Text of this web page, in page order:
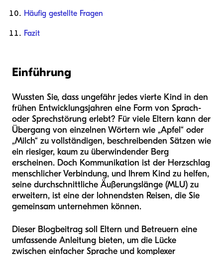
Häufig gestellte Fragen
Fazit
Einführung
Wussten Sie, dass ungefähr jedes vierte Kind in den
frühen Entwicklungsjahren eine Form von Sprach-
oder Sprechstörung erlebt? Für viele Eltern kann der
Übergang von einzelnen Wörtern wie „Apfel“ oder
„Milch“ zu vollständigen, beschreibenden Sätzen wie
ein riesiger, kaum zu überwindender Berg
erscheinen. Doch Kommunikation ist der Herzschlag
menschlicher Verbindung, und Ihrem Kind zu helfen,
seine durchschnittliche Äußerungslänge (MLU) zu
erweitern, ist eine der lohnendsten Reisen, die Sie
gemeinsam unternehmen können.
Dieser Blogbeitrag soll Eltern und Betreuern eine
umfassende Anleitung bieten, um die Lücke
zwischen einfacher Sprache und komplexer